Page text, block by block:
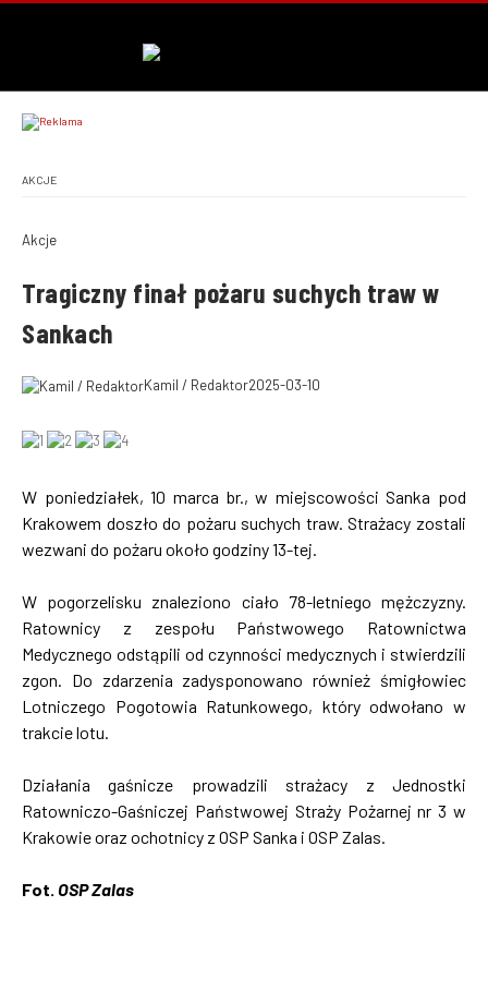
AKCJE
Akcje
Tragiczny finał pożaru suchych traw w
Sankach
Kamil / Redaktor2025-03-10
W poniedziałek, 10 marca br., w miejscowości Sanka pod
Krakowem doszło do pożaru suchych traw. Strażacy zostali
wezwani do pożaru około godziny 13-tej.
W pogorzelisku znaleziono ciało 78-letniego mężczyzny.
Ratownicy z zespołu Państwowego Ratownictwa
Medycznego odstąpili od czynności medycznych i stwierdzili
zgon. Do zdarzenia zadysponowano również śmigłowiec
Lotniczego Pogotowia Ratunkowego, który odwołano w
trakcie lotu.
Działania gaśnicze prowadzili strażacy z Jednostki
Ratowniczo-Gaśniczej Państwowej Straży Pożarnej nr 3 w
Krakowie oraz ochotnicy z OSP Sanka i OSP Zalas.
Fot. OSP Zalas